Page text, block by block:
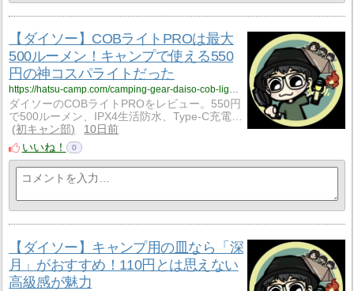
【ダイソー】COBライトPROは最大
500ルーメン！キャンプで使える550
円の神コスパライトだった
https://hatsu-camp.com/camping-gear-daiso-cob-light-pro
ダイソーのCOBライトPROをレビュー。550円
で500ルーメン、IPX4生活防水、Type-C充電…
初キャン部
10日前
いいね！
0
【ダイソー】キャンプ用の皿なら「深
月」がおすすめ！110円とは思えない
高級感が魅力